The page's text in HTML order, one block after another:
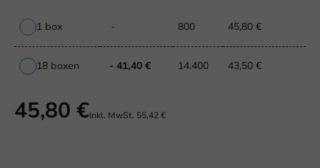
1 box - 800 45,80 €
18 boxen - 41,40 € 14.400 43,50 €
45,80 €Inkl. MwSt. 55,42 €